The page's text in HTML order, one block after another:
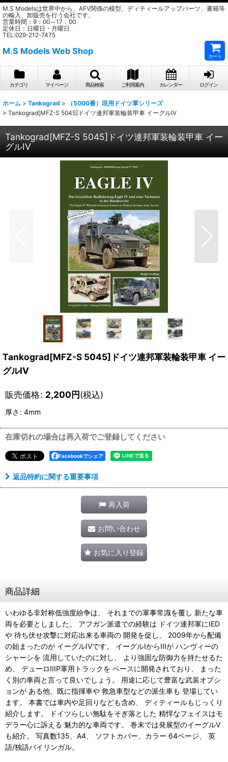
M.S Modelsは世界中から、AFV関係の模型、ディティールアップパーツ、書籍等
の輸入、卸販売を行う会社です。
営業時間：9：00～17：00
定休日：日曜日・月曜日
TEL:029-212-7475
M.S Models Web Shop
カート
カテゴリ マイページ 商品検索 ご利用案内 カレンダー ログイン
ホーム > Tankograd >
（5000番）現用ドイツ軍シリーズ
> Tankograd[MFZ-S 5045]ドイツ連邦軍装輪装甲車 イーグルIV
Tankograd[MFZ-S 5045]ドイツ連邦軍装輪装甲車 イー
グルIV
Tankograd[MFZ-S 5045]ドイツ連邦軍装輪装甲車 イー
グルIV
販売価格: 2,200円(税込)
厚さ : 4mm
在庫切れの場合は再入荷でご登録してください
Facebookでシェア
返品特約に関する重要事項
再入荷
お問い合わせ
お気に入り登録
商品詳細
いわゆる非対称低強度紛争は、 それまでの軍事常識を覆し 新たな車
両を必要としました。 アフガン派遣での経験は ドイツ連邦軍にIED
や 待ち伏せ攻撃に対応出来る車両の 開発を促し、 2009年から配備
の始まったのが イーグルIVです。 イーグルIからIIIが ハンヴィーの
シャーシを 流用していたのに対し、 より強固な防御力を持たせるた
め、 デューロIIIP軍用トラックを ベースに開発されており、 まった
く別の車両と言って良いでしょう。 用途に応じて豊富な武装オプシ
ョンが ある他、既に指揮車や 救急車型などの派生車も 登場してい
ます。 本書では車内や足回りなども含め、 ディティールもじっくり
紹介します。 ドイツらしい無駄をそぎ落とした 精悍なフェイスはモ
デラー心に訴える 魅力的な車両です。 巻末では発展型のイーグルV
も紹介。 写真数135、A4、 ソフトカバー、カラー 64ページ、 英
語/独語バイリンガル。